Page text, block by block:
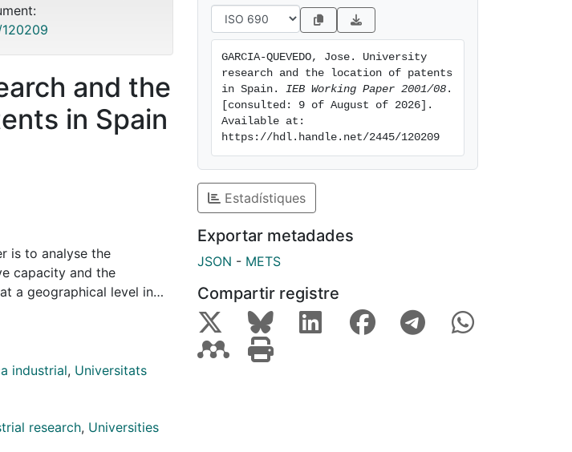
and the
in Spain
is to analyse the
capacity and the
a geographical level in
Griliches-Jaffe
four high and medium
In contrast to other
except in the
a positive relationship
industrial, Universitats
research, Universities
GARCIA-QUEVEDO, Jose. University
research and the location of patents
in Spain. IEB Working Paper 2001/08 .
[consulted: 9 of August of 2026].
Available at:
https://hdl.handle.net/2445/120209
Estadístiques
Exportar metadades
JSON - METS
Compartir registre